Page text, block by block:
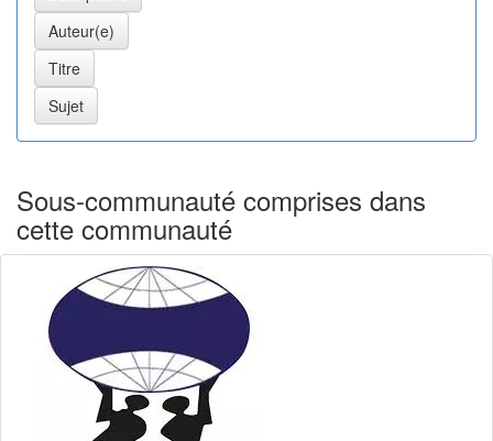
Sous-communauté comprises dans
cette communauté